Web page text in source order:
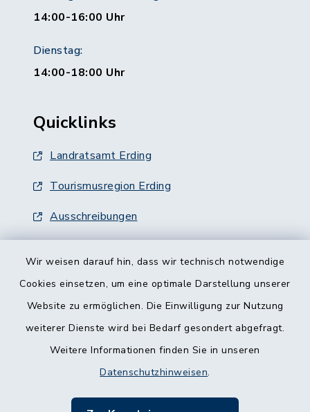
Wir weisen darauf hin, dass wir technisch notwendige
Cookies einsetzen, um eine optimale Darstellung unserer
Website zu ermöglichen. Die Einwilligung zur Nutzung
weiterer Dienste wird bei Bedarf gesondert abgefragt.
Weitere Informationen finden Sie in unseren
Datenschutzhinweisen.
14:00-16:00 Uhr
Dienstag:
14:00-18:00 Uhr
Quicklinks
Landratsamt Erding
Tourismusregion Erding
Ausschreibungen
Barrierefreiheit